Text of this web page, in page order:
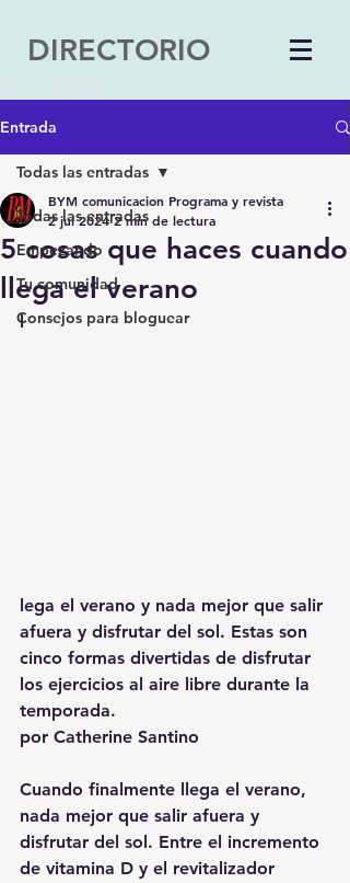
DIRECTORIO
Entrada
Todas las entradas
Empezando
Tu comunidad
Consejos para bloguear
Todas las entradas
5 cosas que haces cuando
llega el verano
BYM comunicacion Programa y revista
2 jul 2024 2 min de lectura
l
lega el verano y nada mejor que salir
afuera y disfrutar del sol. Estas son
cinco formas divertidas de disfrutar
los ejercicios al aire libre durante la
temporada.
por Catherine Santino
Cuando finalmente llega el verano,
nada mejor que salir afuera y
disfrutar del sol. Entre el incremento
de vitamina D y el revitalizador